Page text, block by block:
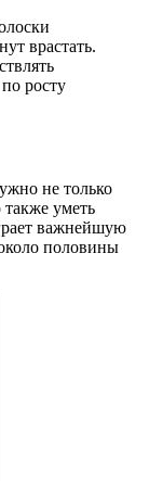
врастать.
росту
не только
уметь
важнейшую
половины